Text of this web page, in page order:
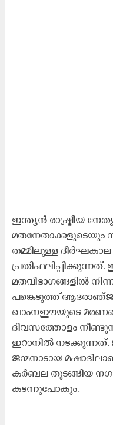
ഇന്ത്യൻ രാഷ്ട്രീയ
മതനേതാക്കളുടെയും
തമ്മിലുള്ള
പ്രതിഫലിപ്പിക്കുന്നത്.
മതവിഭാഗങ്ങളിൽ
പങ്കെടുത്ത്
ഖാംനഈയുടെ
ദിവസത്തോളം
ഇറാനിൽ
ജന്മനാടായ
കർബല തുടങ്ങിയ
കടന്നുപോകും.